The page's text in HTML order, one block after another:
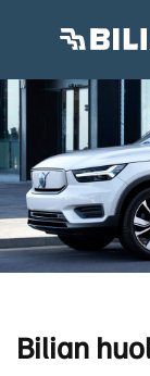
Bilian